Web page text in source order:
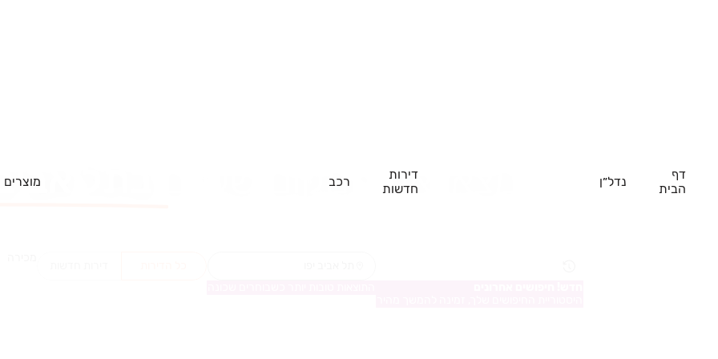
דף
הבית
נדל״ן
דירות
חדשות
רכב מוצרים מצאו את המקום שלכם תל